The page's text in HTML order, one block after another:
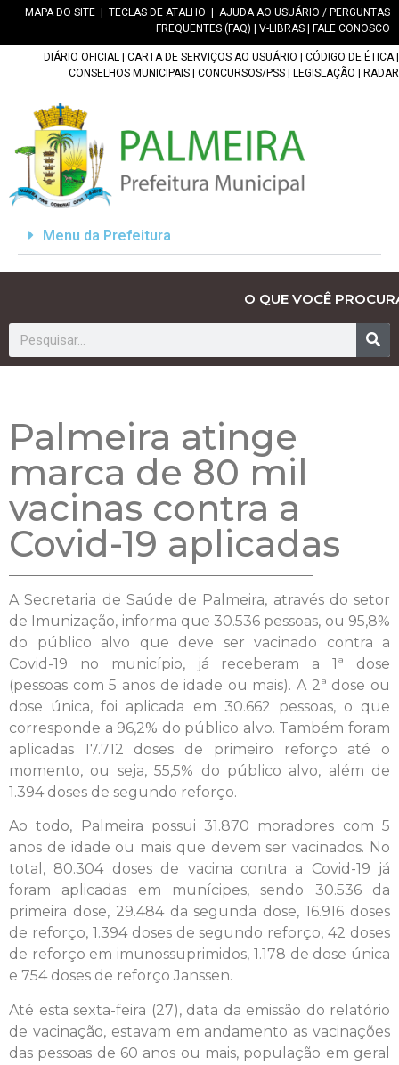
MAPA DO SITE TECLAS DE ATALHO
AJUDA AO USUÁRIO / PERGUNTAS
FREQUENTES (FAQ)
V-LIBRAS FALE CONOSCO
DIÁRIO OFICIAL CARTA DE SERVIÇOS AO USUÁRIO CÓDIGO DE ÉTICA|
CONSELHOS MUNICIPAIS
CONCURSOS/PSS LEGISLAÇÃO RADAR
Menu da Prefeitura
O QUE VOCÊ
Palmeira atinge
marca de 80 mil
vacinas contra a
Covid-19 aplicadas
A Secretaria de Saúde de Palmeira, através do setor
de Imunização, informa que 30.536 pessoas, ou 95,8%
do público alvo que deve ser vacinado contra a
Covid-19 no município, já receberam a 1ª dose
(pessoas com 5 anos de idade ou mais). A 2ª dose ou
dose única, foi aplicada em 30.662 pessoas, o que
corresponde a 96,2% do público alvo. Também foram
aplicadas 17.712 doses de primeiro reforço até o
momento, ou seja, 55,5% do público alvo, além de
1.394 doses de segundo reforço.
Ao todo, Palmeira possui 31.870 moradores com 5
anos de idade ou mais que devem ser vacinados. No
total, 80.304 doses de vacina contra a Covid-19 já
foram aplicadas em munícipes, sendo 30.536 da
primeira dose, 29.484 da segunda dose, 16.916 doses
de reforço, 1.394 doses de segundo reforço, 42 doses
de reforço em imunossuprimidos, 1.178 de dose única
e 754 doses de reforço Janssen.
Até esta sexta-feira (27), data da emissão do relatório
de vacinação, estavam em andamento as vacinações
das pessoas de 60 anos ou mais, população em geral